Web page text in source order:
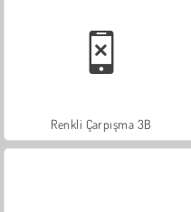
Renkli Çarpışma 3B